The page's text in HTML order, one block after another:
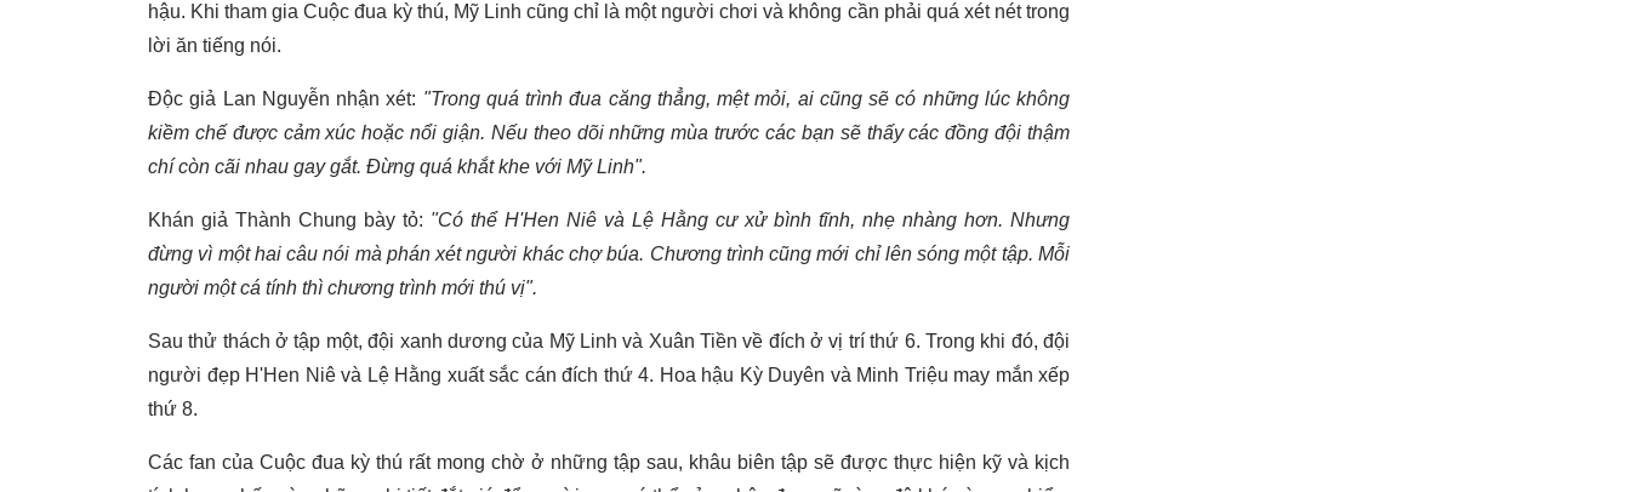
hậu. Khi tham gia Cuộc đua kỳ thú, Mỹ Linh cũng chỉ là một người chơi và không cần phải quá xét nét trong
lời ăn tiếng nói.
Độc giả Lan Nguyễn nhận xét: "Trong quá trình đua căng thẳng, mệt mỏi, ai cũng sẽ có những lúc không
kiềm chế được cảm xúc hoặc nổi giận. Nếu theo dõi những mùa trước các bạn sẽ thấy các đồng đội thậm
chí còn cãi nhau gay gắt. Đừng quá khắt khe với Mỹ Linh".
Khán giả Thành Chung bày tỏ: "Có thể H'Hen Niê và Lệ Hằng cư xử bình tĩnh, nhẹ nhàng hơn. Nhưng
đừng vì một hai câu nói mà phán xét người khác chợ búa. Chương trình cũng mới chỉ lên sóng một tập. Mỗi
người một cá tính thì chương trình mới thú vị".
Sau thử thách ở tập một, đội xanh dương của Mỹ Linh và Xuân Tiền về đích ở vị trí thứ 6. Trong khi đó, đội
người đẹp H'Hen Niê và Lệ Hằng xuất sắc cán đích thứ 4. Hoa hậu Kỳ Duyên và Minh Triệu may mắn xếp
thứ 8.
Các fan của Cuộc đua kỳ thú rất mong chờ ở những tập sau, khâu biên tập sẽ được thực hiện kỹ và kịch